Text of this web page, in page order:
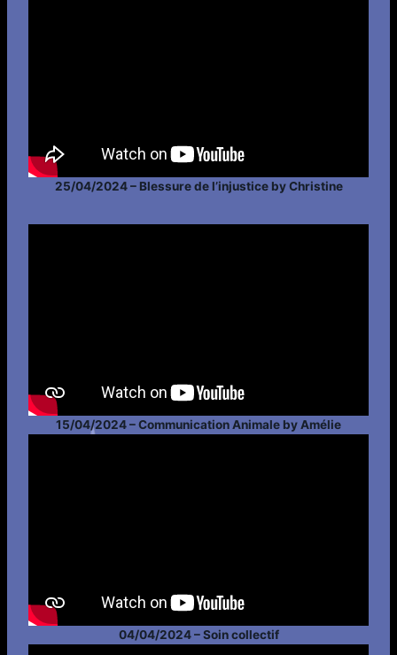
25/04/2024 – Blessure de l’injustice by Christine
15/04/2024 – Communication Animale by Amélie
04/04/2024 – Soin collectif